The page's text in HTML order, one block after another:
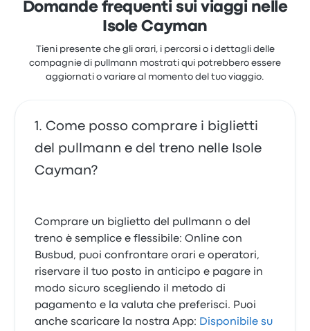
Domande frequenti sui viaggi nelle
Isole Cayman
Tieni presente che gli orari, i percorsi o i dettagli delle
compagnie di pullmann mostrati qui potrebbero essere
aggiornati o variare al momento del tuo viaggio.
Come posso comprare i biglietti
del pullmann e del treno nelle Isole
Cayman?
Comprare un biglietto del pullmann o del
treno è semplice e flessibile: Online con
Busbud, puoi confrontare orari e operatori,
riservare il tuo posto in anticipo e pagare in
modo sicuro scegliendo il metodo di
pagamento e la valuta che preferisci. Puoi
anche scaricare la nostra App: Disponibile su